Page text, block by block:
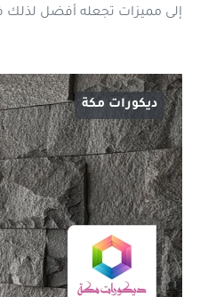
إلى مميزات تجعله أفضل لذلك
ديكورات مكة